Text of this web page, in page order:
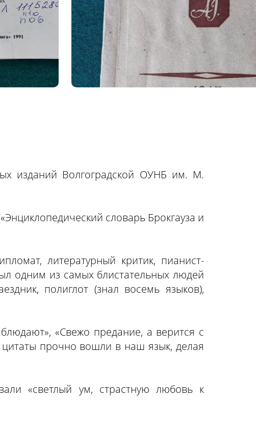
изданий Волгоградской ОУНБ им. М.
словарь Брокгауза и
литературный критик, пианист-
одним из самых блистательных людей
полиглот (знал восемь языков),
«Свежо предание, а верится с
цитаты прочно вошли в наш язык, делая
«светлый ум, страстную любовь к